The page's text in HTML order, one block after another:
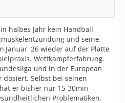
halbes Jahr kein Handball
und seine
Januar '26 wieder auf der Platte
Wettkampferfahrung.
und in der European
dosiert. Selbst bei seinen
er bisher nur 15-30min
Problematiken.